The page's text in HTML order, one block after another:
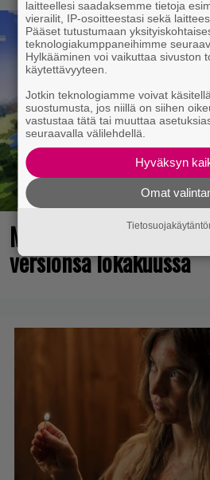
Maailman suosituin
versionsa lokakuussa
laitteellesi saadaksemme tietoja
vierailit, IP-osoitteestasi sekä
Pääset tutustumaan
teknologiakumppaneihimme
Hylkääminen voi vaikuttaa sivuston
käytettävyyteen.
Jotkin teknologiamme voivat
suostumusta, jos niillä on siihen
vastustaa tätä tai muuttaa
seuraavalla välilehdellä.
Hyväksyn
Omat